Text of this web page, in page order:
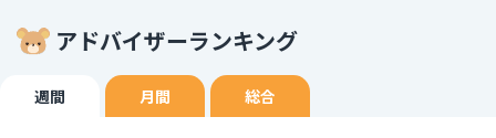
アドバイザーランキング
週間 月間 総合